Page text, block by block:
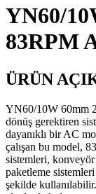
YN60/
83RPM
ÜRÜN
YN60/10W 60mm
dönüş gerektiren
dayanıklı bir AC
çalışan bu model,
sistemleri,
paketleme
şekilde